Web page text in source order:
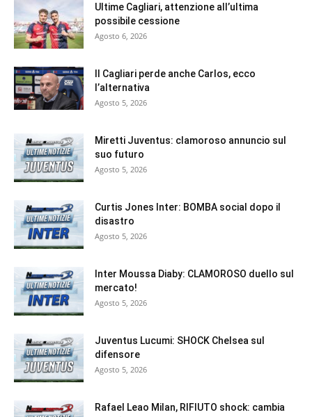
Ultime Cagliari, attenzione all’ultima
possibile cessione
Agosto 6, 2026
Il Cagliari perde anche Carlos, ecco
l’alternativa
Agosto 5, 2026
Miretti Juventus: clamoroso annuncio sul
suo futuro
Agosto 5, 2026
Curtis Jones Inter: BOMBA social dopo il
disastro
Agosto 5, 2026
Inter Moussa Diaby: CLAMOROSO duello sul
mercato!
Agosto 5, 2026
Juventus Lucumi: SHOCK Chelsea sul
difensore
Agosto 5, 2026
Rafael Leao Milan, RIFIUTO shock: cambia